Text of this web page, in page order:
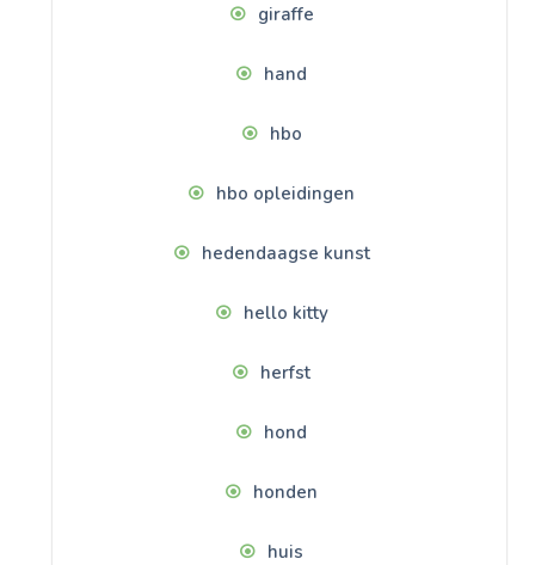
giraffe
hand
hbo
hbo opleidingen
hedendaagse kunst
hello kitty
herfst
hond
honden
huis